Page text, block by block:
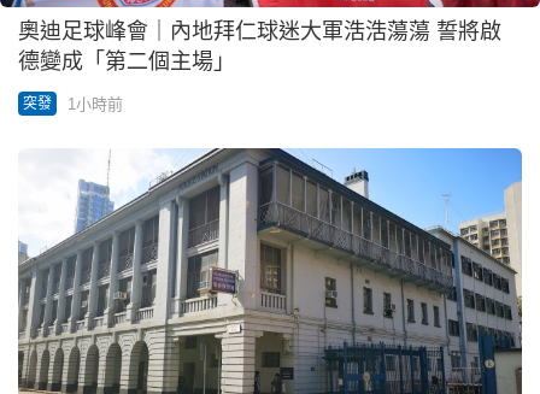
奧迪足球峰會｜內地拜仁球迷大軍浩浩蕩蕩 誓將啟
德變成「第二個主場」
突發 1小時前